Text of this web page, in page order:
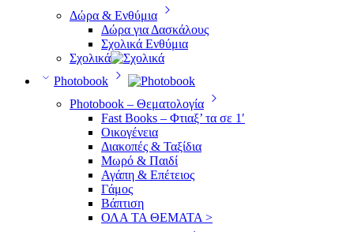
Δώρα & Ενθύμια
Δώρα για Δασκάλους
Σχολικά Ενθύμια
Σχολικά
Photobook
Photobook – Θεματολογία
Fast Books – Φτιαξ’ τα σε 1′
Οικογένεια
Διακοπές & Ταξίδια
Μωρό & Παιδί
Αγάπη & Επέτειος
Γάμος
Βάπτιση
ΟΛΑ ΤΑ ΘΕΜΑΤΑ >